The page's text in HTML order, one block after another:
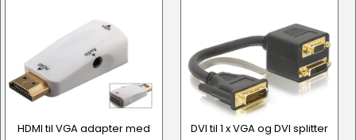
HDMI til VGA adapter med
DVI til 1 x VGA og DVI splitter